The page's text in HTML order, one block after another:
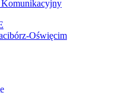
Oświęcim